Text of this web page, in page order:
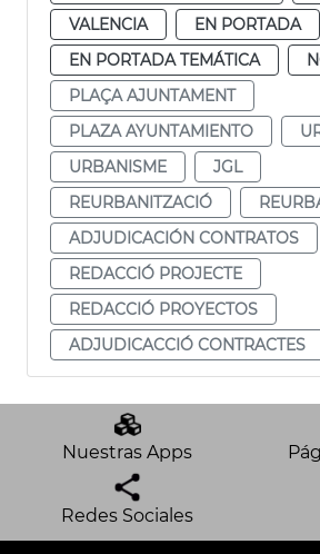
VALENCIA
EN PORTADA
EN PORTADA TEMÁTICA
PLAÇA AJUNTAMENT
PLAZA AYUNTAMIENTO
URBANISME
JGL
REURBANITZACIÓ
ADJUDICACIÓN CONTRATOS
REDACCIÓ PROJECTE
REDACCIÓ PROYECTOS
ADJUDICACCIÓ CONTRACTES
Nuestras Apps
Redes Sociales